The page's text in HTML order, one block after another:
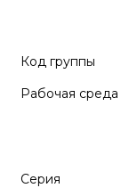
Код группы
Рабочая среда
Серия